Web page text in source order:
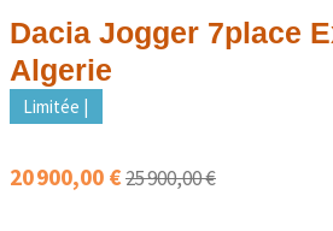
Dacia Jogger 7place
Algerie
Limitée |
20 900,00 €25 900,00 €